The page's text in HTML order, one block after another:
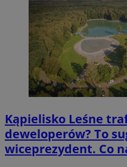
Kąpielisko Leśne
deweloperów? To
wiceprezydent. Co